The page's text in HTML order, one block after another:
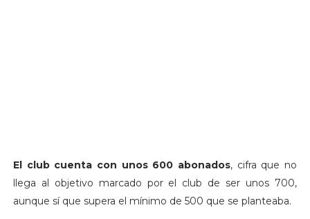
El club cuenta con unos 600 abonados, cifra que no
llega al objetivo marcado por el club de ser unos 700,
aunque sí que supera el mínimo de 500 que se planteaba.